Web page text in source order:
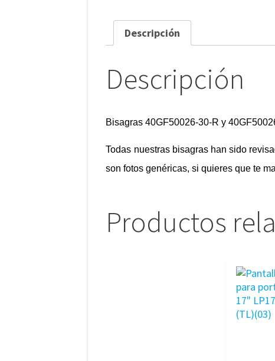
Descripción
Descripción
Bisagras 40GF50026-30-R y
Todas nuestras bisagras han sido
son fotos genéricas, si quieres que te
Productos